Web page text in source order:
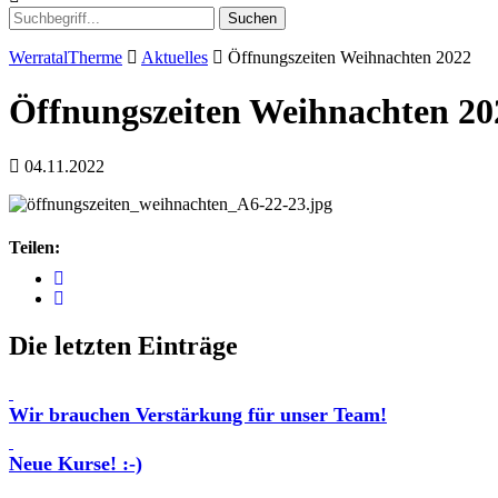
Suchen
WerratalTherme Aktuelles Öffnungszeiten Weihnachten 2022
Öffnungszeiten Weihnachten
04.11.2022
Teilen:
Die letzten Einträge
Wir brauchen Verstärkung für unser Team!
Neue Kurse! :-)